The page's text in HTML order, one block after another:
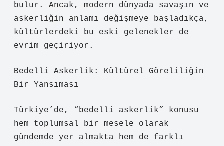
bulur. Ancak, modern dünyada savaşın ve
askerliğin anlamı değişmeye başladıkça,
kültürlerdeki bu eski gelenekler de
evrim geçiriyor.
Bedelli Askerlik: Kültürel Göreliliğin
Bir Yansıması
Türkiye’de, “bedelli askerlik” konusu
hem toplumsal bir mesele olarak
gündemde yer almakta hem de farklı